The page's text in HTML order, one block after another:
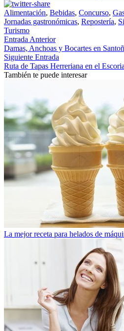
Alimentación, Bebidas, Concurso,
Jornadas gastronómicas, Repostería,
Turismo
Entrada Anterior
Damas, Anchoas y Bocartes en
Siguiente Entrada
Ruta de Tapas Herreriana en el
También te puede interesar
La mejor receta para helados de